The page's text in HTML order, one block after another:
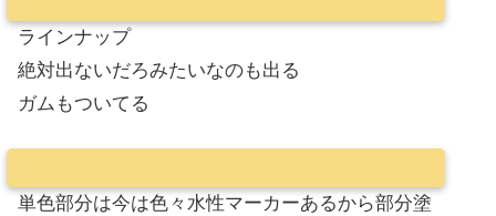
ラインナップ
絶対出ないだろみたいなのも出る
ガムもついてる
単色部分は今は色々水性マーカーあるから部分塗